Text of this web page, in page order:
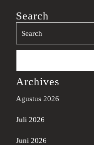
Search
Search
Archives
Agustus 2026
Juli 2026
Juni 2026